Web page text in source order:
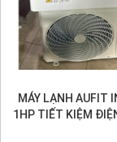
Công nghệ J-
lượng
Công nghệ J-
MÁY LẠNH AUFIT
1HP TIẾT KIỆM